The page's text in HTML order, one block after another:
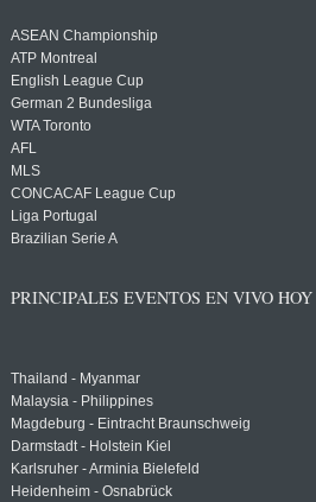
ASEAN Championship
ATP Montreal
English League Cup
German 2 Bundesliga
WTA Toronto
AFL
MLS
CONCACAF League Cup
Liga Portugal
Brazilian Serie A
PRINCIPALES EVENTOS EN VIVO HOY
Thailand - Myanmar
Malaysia - Philippines
Magdeburg - Eintracht Braunschweig
Darmstadt - Holstein Kiel
Karlsruher - Arminia Bielefeld
Heidenheim - Osnabrück